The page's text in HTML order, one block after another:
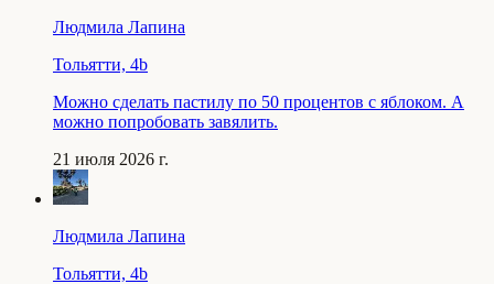
Людмила Лапина
Тольятти, 4b
Можно сделать пастилу по 50 процентов с яблоком. А
можно попробовать завялить.
21 июля 2026 г.
Людмила Лапина
Тольятти, 4b